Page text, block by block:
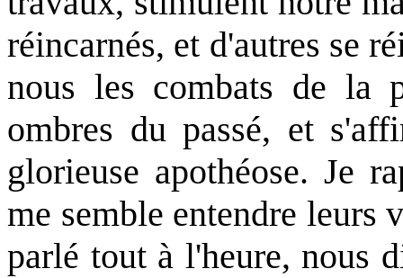
réincarnés, et d'autres se
nous les combats de la
ombres du passé, et
glorieuse apothéose. Je
me semble entendre leurs
parlé tout à l'heure, nous